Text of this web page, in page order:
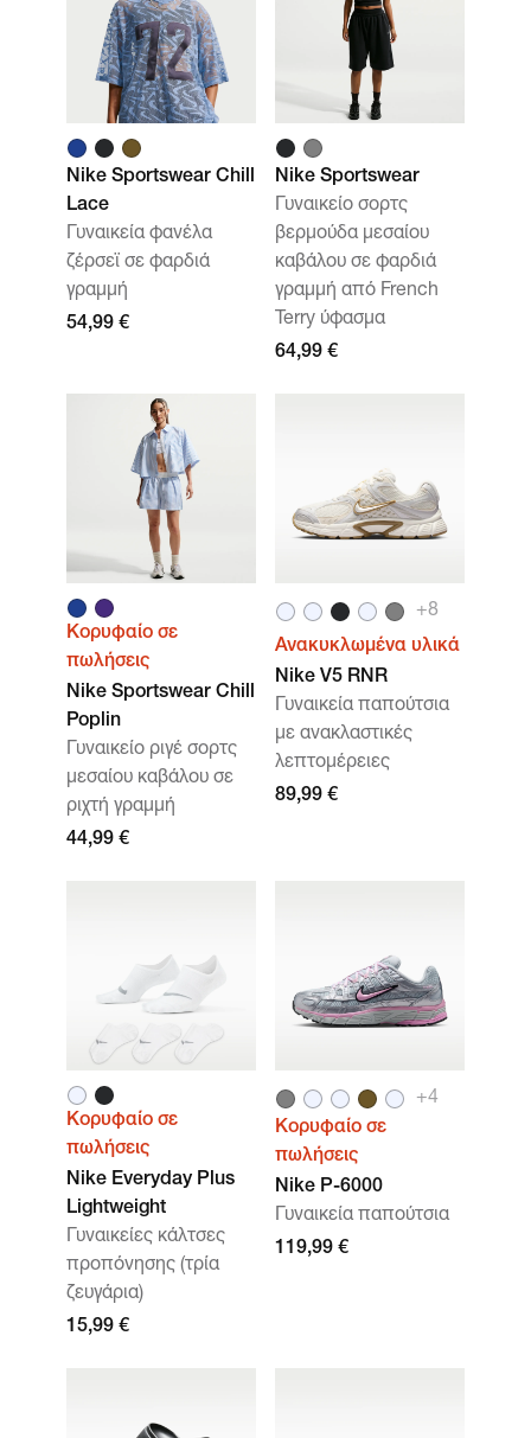
Nike Sportswear Chill
Lace
Γυναικεία φανέλα
ζέρσεϊ σε φαρδιά
γραμμή
54,99 €
Nike Sportswear
Γυναικείο σορτς
βερμούδα μεσαίου
καβάλου σε φαρδιά
γραμμή από French
Terry ύφασμα
64,99 €
Κορυφαίο σε
πωλήσεις
Nike Sportswear Chill
Poplin
Γυναικείο ριγέ σορτς
μεσαίου καβάλου σε
ριχτή γραμμή
44,99 €
+8
Ανακυκλωμένα υλικά
Nike V5 RNR
Γυναικεία παπούτσια
με ανακλαστικές
λεπτομέρειες
89,99 €
Κορυφαίο σε
πωλήσεις
Nike Everyday Plus
Lightweight
Γυναικείες κάλτσες
προπόνησης (τρία
ζευγάρια)
15,99 €
+4
Κορυφαίο σε
πωλήσεις
Nike P-6000
Γυναικεία παπούτσια
119,99 €